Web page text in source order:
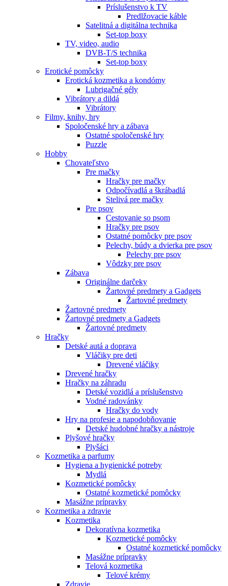
Príslušenstvo k TV
Predlžovacie káble
Satelitná a digitálna technika
Set-top boxy
TV, video, audio
DVB-T/S technika
Set-top boxy
Erotické pomôcky
Erotická kozmetika a kondómy
Lubrigačné gély
Vibrátory a dildá
Vibrátory
Filmy, knihy, hry
Spoločenské hry a zábava
Ostatné spoločenské hry
Puzzle
Hobby
Chovateľstvo
Pre mačky
Hračky pre mačky
Odpočívadlá a škrábadlá
Stelivá pre mačky
Pre psov
Cestovanie so psom
Hračky pre psov
Ostatné pomôcky pre psov
Pelechy, búdy a dvierka pre psov
Pelechy pre psov
Vôdzky pre psov
Zábava
Originálne darčeky
Žartovné predmety a Gadgets
Žartovné predmety
Žartovné predmety
Žartovné predmety a Gadgets
Žartovné predmety
Hračky
Detské autá a doprava
Vláčiky pre deti
Drevené vláčiky
Drevené hračky
Hračky na záhradu
Detské vozidlá a príslušenstvo
Vodné radovánky
Hračky do vody
Hry na profesie a napodobňovanie
Detské hudobné hračky a nástroje
Plyšové hračky
Plyšáci
Kozmetika a parfumy
Hygiena a hygienické potreby
Mydlá
Kozmetické pomôcky
Ostatné kozmetické pomôcky
Masážne prípravky
Kozmetika a zdravie
Kozmetika
Dekoratívna kozmetika
Kozmetické pomôcky
Ostatné kozmetické pomôcky
Masážne prípravky
Telová kozmetika
Telové krémy
Zdravie